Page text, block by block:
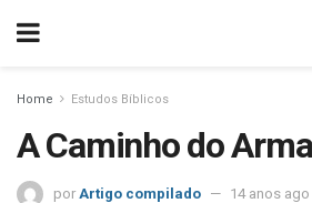
Home Estudos Bíblicos
A Caminho do
por Artigo compilado 14 anos ago